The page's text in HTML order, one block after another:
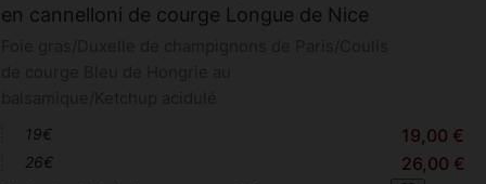
en cannelloni de courge Longue de Nice
19€ 19,00 €
26€ 26,00 €